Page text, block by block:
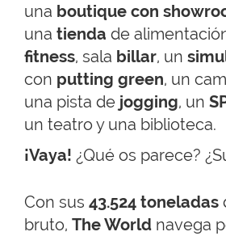
una boutique con
una tienda de
fitness, sala billar, un
con putting green, un
una pista de jogging, un
un teatro y una biblioteca.
¡Vaya! ¿Qué os parece?
Con sus 43.524 toneladas
bruto, The World navega